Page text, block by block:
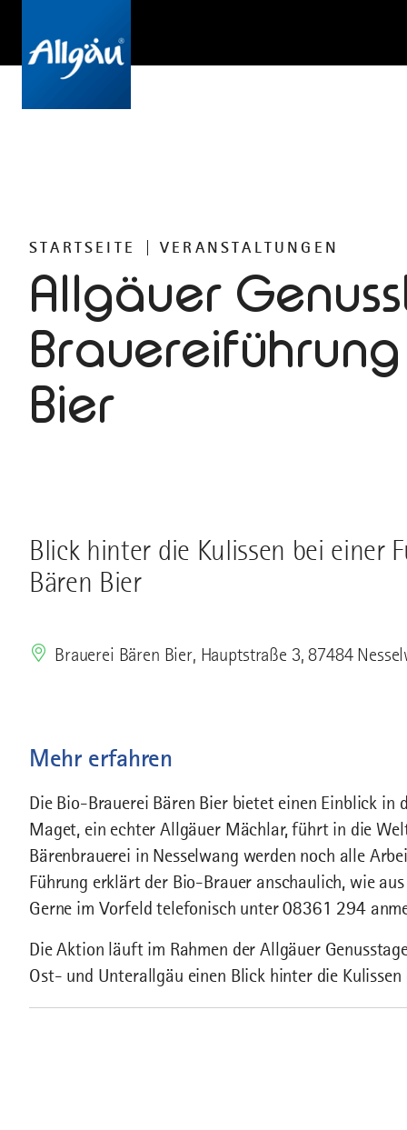
STARTSEITE VERANSTALTUNGEN
Allgäuer
Bier
Blick hinter die Kulissen bei einer
Bären Bier
Brauerei Bären Bier, Hauptstraße 3, 87484
Mehr erfahren
Die Bio-Brauerei Bären Bier bietet einen Einblick in
Maget, ein echter Allgäuer Mächlar, führt in die
Bärenbrauerei in Nesselwang werden noch alle
Führung erklärt der Bio-Brauer anschaulich, wie
Gerne im Vorfeld telefonisch unter 08361 294
Die Aktion läuft im Rahmen der Allgäuer
Ost- und Unterallgäu einen Blick hinter die Kulissen